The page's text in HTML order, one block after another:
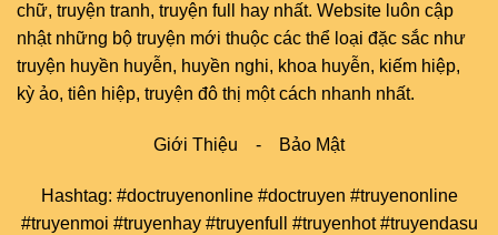
chữ, truyện tranh, truyện full
hay nhất. Website luôn cập
nhật những bộ truyện mới thuộc các thể loại đặc sắc như
truyện huyền huyễn, huyền nghi, khoa huyễn, kiếm hiệp,
kỳ ảo, tiên hiệp, truyện đô thị một cách nhanh nhất.
Giới Thiệu - Bảo Mật
Hashtag: #doctruyenonline #doctruyen #truyenonline
#truyenmoi #truyenhay #truyenfull #truyenhot #truyendasu